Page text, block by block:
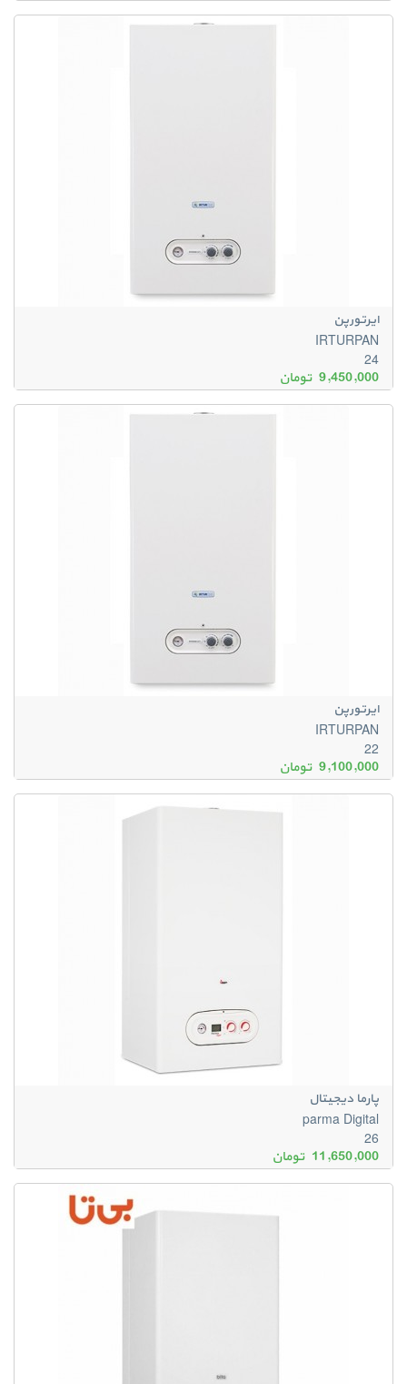
ایرتورپن
IRTURPAN
24
9,450,000 تومان
ایرتورپن
IRTURPAN
22
9,100,000 تومان
پارما دیجیتال
parma Digital
26
11,650,000 تومان